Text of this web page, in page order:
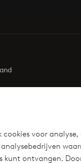
voor
ontvangen.